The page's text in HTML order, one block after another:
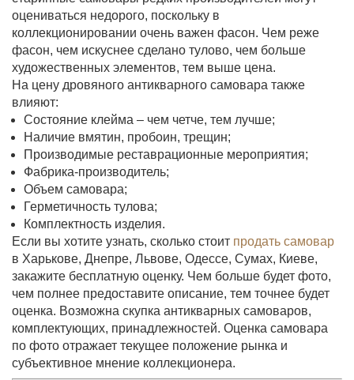
оцениваться недорого, поскольку в
коллекционировании очень важен фасон. Чем реже
фасон, чем искуснее сделано тулово, чем больше
художественных элементов, тем выше цена.
На цену дровяного антикварного самовара также
влияют:
Состояние клейма – чем четче, тем лучше;
Наличие вмятин, пробоин, трещин;
Производимые реставрационные мероприятия;
Фабрика-производитель;
Объем самовара;
Герметичность тулова;
Комплектность изделия.
Если вы хотите узнать, сколько стоит продать самовар
в Харькове, Днепре, Львове, Одессе, Сумах, Киеве,
закажите бесплатную оценку. Чем больше будет фото,
чем полнее предоставите описание, тем точнее будет
оценка. Возможна скупка антикварных самоваров,
комплектующих, принадлежностей. Оценка самовара
по фото отражает текущее положение рынка и
субъективное мнение коллекционера.